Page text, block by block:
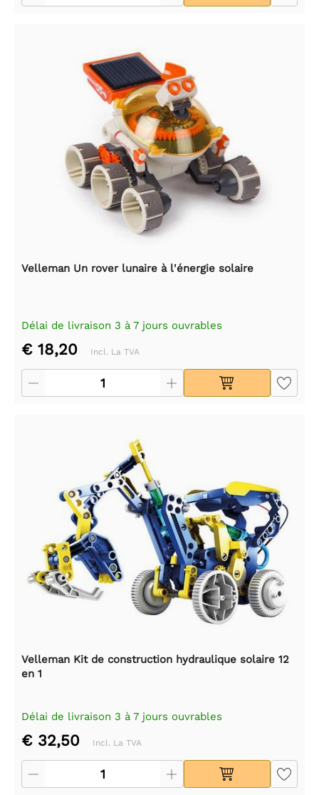
Velleman Un rover lunaire à l'énergie solaire
Délai de livraison 3 à 7 jours ouvrables
€ 18,20 Incl. La TVA
Velleman Kit de construction hydraulique solaire 12
en 1
Délai de livraison 3 à 7 jours ouvrables
€ 32,50 Incl. La TVA